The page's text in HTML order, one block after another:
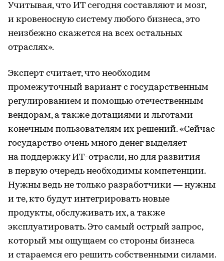
Учитывая, что ИТ сегодня составляют и мозг,
и кровеносную систему любого бизнеса, это
неизбежно скажется на всех остальных
отраслях».
Эксперт считает, что необходим
промежуточный вариант с государственным
регулированием и помощью отечественным
вендорам, а также дотациями и льготами
конечным пользователям их решений. «Сейчас
государство очень много денег выделяет
на поддержку ИТ-отрасли, но для развития
в первую очередь необходимы компетенции.
Нужны ведь не только разработчики — нужны
и те, кто будут интегрировать новые
продукты, обслуживать их, а также
эксплуатировать. Это самый острый запрос,
который мы ощущаем со стороны бизнеса
и стараемся его решить собственными силами.